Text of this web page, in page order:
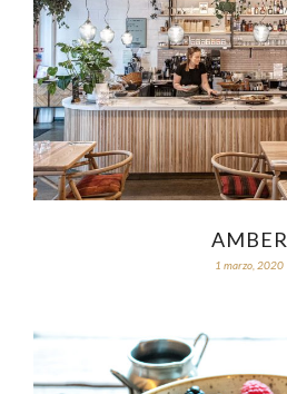
AMBER
1 marzo, 2020